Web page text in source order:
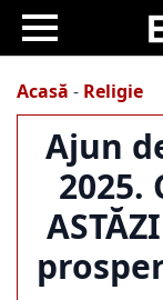
Acasă - Religie
Ajun
2025.